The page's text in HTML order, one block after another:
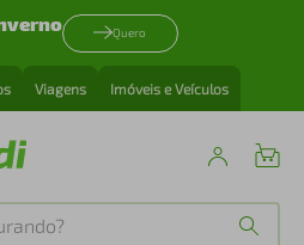
Quero
Viagens Imóveis e Veículos